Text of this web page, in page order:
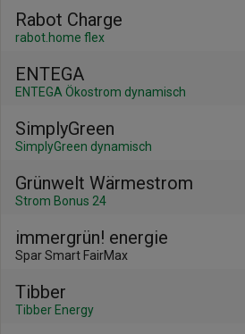
Rabot Charge
rabot.home flex
ENTEGA
ENTEGA Ökostrom dynamisch
SimplyGreen
SimplyGreen dynamisch
Grünwelt Wärmestrom
Strom Bonus 24
immergrün! energie
Spar Smart FairMax
Tibber
Tibber Energy